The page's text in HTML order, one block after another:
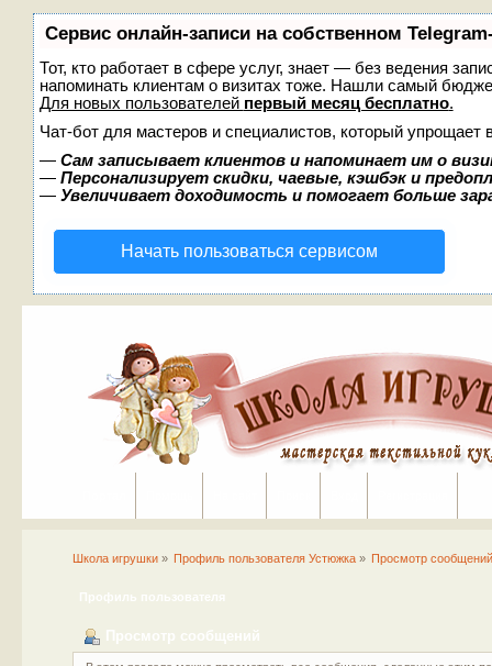
Сервис онлайн-записи на собственном
Тот, кто работает в сфере услуг, знает — без ведения
напоминать клиентам о визитах тоже. Нашли самый
Для новых пользователей первый месяц бесплатно.
Чат-бот для мастеров и специалистов, который упрощает
— Сам записывает клиентов и напоминает им о
— Персонализирует скидки, чаевые, кэшбэк и
— Увеличивает доходимость и помогает больше
Начать пользоваться сервисом
Школа игрушки» Профиль пользователя Устюжка » Просмотр
Профиль пользователя
Просмотр сообщений